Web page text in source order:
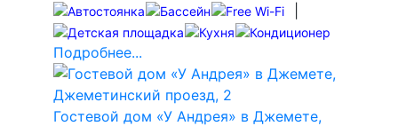
Подробнее...
Гостевой дом «У Андрея» в Джемете,